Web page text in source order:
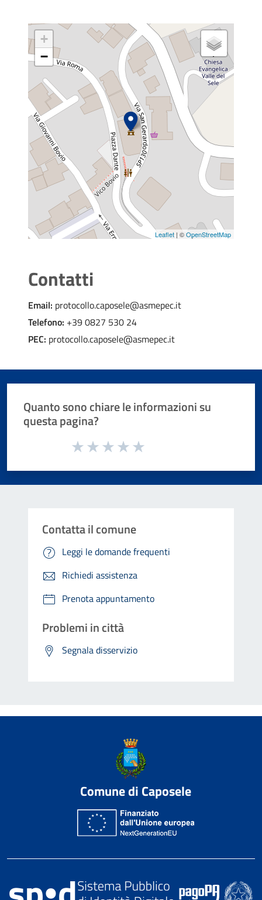
+
−
Leaflet | ©OpenStreetMap
Contatti
Email: protocollo.caposele@asmepec.it
Telefono: +39 0827 530 24
PEC: protocollo.caposele@asmepec.it
Quanto sono chiare le informazioni su
questa pagina?
Valuta da 1 a 5 stelle la pagina
Contatta il comune
Leggi le domande frequenti
Richiedi assistenza
Prenota appuntamento
Problemi in città
Segnala disservizio
Comune di Caposele